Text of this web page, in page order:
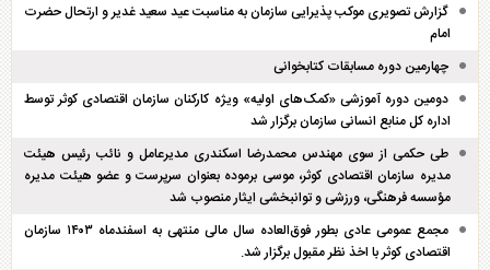
گزارش تصویری موکب پذیرایی سازمان به مناسبت عید سعید غدیر و ارتحال حضرت
امام
چهارمین دوره مسابقات کتابخوانی
دومین دوره آموزشی «کمک‌های اولیه» ویژه کارکنان سازمان اقتصادی کوثر توسط
اداره کل منابع انسانی سازمان برگزار شد
طی حکمی از سوی مهندس محمدرضا اسکندری مدیرعامل و نائب رئیس هیئت
مدیره سازمان اقتصادی کوثر، موسی برموده بعنوان سرپرست و عضو هیئت مدیره
مؤسسه فرهنگی، ورزشی و توانبخشی ایثار منصوب شد
مجمع عمومی عادی بطور فوق‌العاده سال مالی منتهی به اسفند‌ماه ۱۴۰۳ سازمان
اقتصادی کوثر با اخذ نظر مقبول برگزار شد.